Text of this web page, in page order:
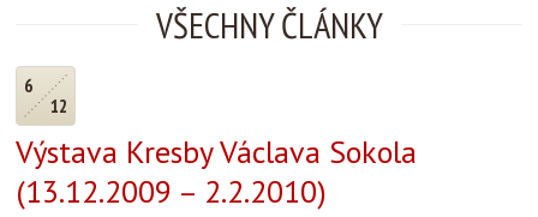
VŠECHNY ČLÁNKY
6
12
Výstava Kresby Václava Sokola
(13.12.2009 – 2.2.2010)